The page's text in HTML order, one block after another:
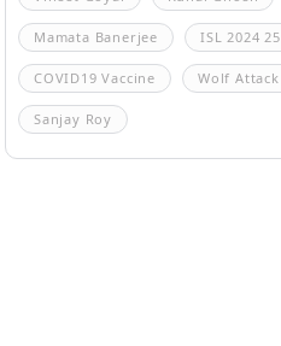
Mamata Banerjee ISL 2024 25
COVID19 Vaccine Wolf Attack
Sanjay Roy